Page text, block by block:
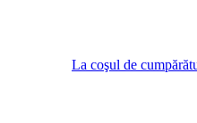
La coşul de